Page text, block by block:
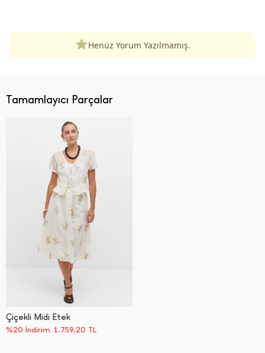
Henüz Yorum Yazılmamış.
Tamamlayıcı Parçalar
Çiçekli Midi Etek
%20 İndirim 1.759,20 TL